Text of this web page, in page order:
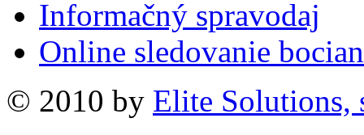
Informačný spravodaj
Online sledovanie
© 2010 by Elite Solutions,